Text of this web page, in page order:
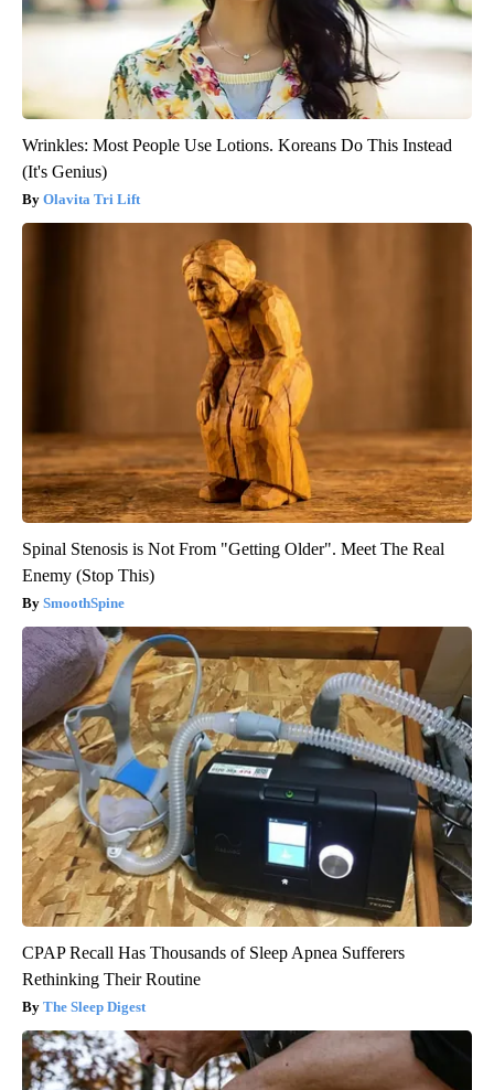
Wrinkles: Most People Use Lotions. Koreans Do This Instead
(It's Genius)
Olavita Tri Lift
Spinal Stenosis is Not From "Getting Older". Meet The Real
Enemy (Stop This)
SmoothSpine
CPAP Recall Has Thousands of Sleep Apnea Sufferers
Rethinking Their Routine
The Sleep Digest